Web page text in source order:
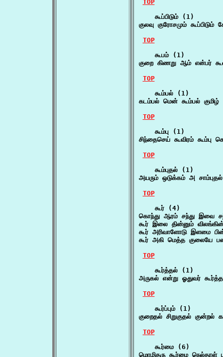
TOP
    கூப்பிடும் (1)
குலவு குரோசமும்
TOP
    கூபம் (1)
குறை கிணறு ஆம் என்பர்
TOP
    கூம்பல் (1)
கடம்பல் மென் கூம்பல் குமிழ்
TOP
    கூம்பு (1)
சிந்தைசெய் கூவிரம் கூம்பு
TOP
    கூம்புதல் (1)
அயரும் ஒடுக்கம் அ
TOP
    கூர் (4)
கொந்து ஆரம் சந்து இவை
கூர் இலை தின்னும்
கூர் அரிவாளோடு இளமை
கூர் அகி மெத்த
TOP
    கூர்த்தல் (1)
அருகல் என்று ஓதுவர்
TOP
    கூர்ப்பும் (1)
குறைதல் சிறுகுதல் குன்றல்
TOP
    கூர்மை (6)
மொழிதரு கூர்மை